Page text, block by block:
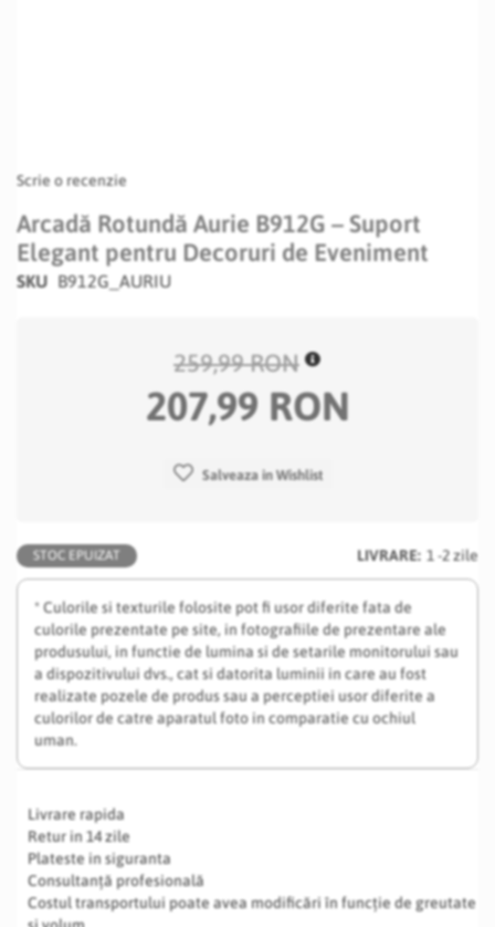
Scrie o recenzie
Arcadă Rotundă Aurie B912G – Suport
Elegant pentru Decoruri de Eveniment
SKU B912G_AURIU
STOC EPUIZAT LIVRARE: 1 -2 zile
* Culorile si texturile folosite pot fi usor diferite fata de
culorile prezentate pe site, in fotografiile de prezentare ale
produsului, in functie de lumina si de setarile monitorului sau
a dispozitivului dvs., cat si datorita luminii in care au fost
realizate pozele de produs sau a perceptiei usor diferite a
culorilor de catre aparatul foto in comparatie cu ochiul
uman.
Livrare rapida
Retur in 14 zile
Plateste in siguranta
Consultanță profesională
Costul transportului poate avea modificări în funcție de greutate
259,99 RON
207,99 RON
Salveaza in Wishlist